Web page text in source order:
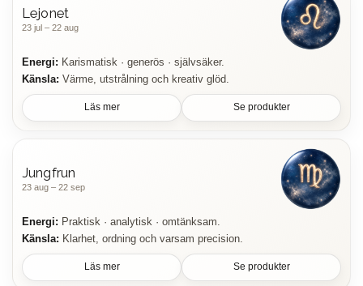
Lejonet
23 jul – 22 aug
Energi: Karismatisk · generös · självsäker.
Känsla: Värme, utstrålning och kreativ glöd.
Läs mer Se produkter
Jungfrun
23 aug – 22 sep
Energi: Praktisk · analytisk · omtänksam.
Känsla: Klarhet, ordning och varsam precision.
Läs mer Se produkter